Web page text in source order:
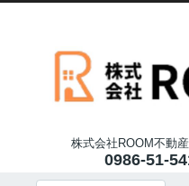
株式会社ROOM不動
0986-51-